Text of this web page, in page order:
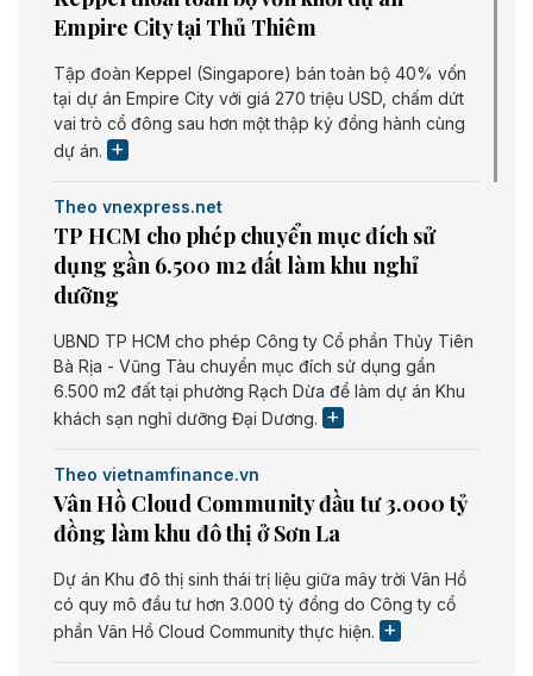
Empire City tại Thủ Thiêm
Tập đoàn Keppel (Singapore) bán toàn bộ 40% vốn
tại dự án Empire City với giá 270 triệu USD, chấm dứt
vai trò cổ đông sau hơn một thập kỷ đồng hành cùng
dự án.
Theo vnexpress.net
TP HCM cho phép chuyển mục đích sử
dụng gần 6.500 m2 đất làm khu nghỉ
dưỡng
UBND TP HCM cho phép Công ty Cổ phần Thủy Tiên
Bà Rịa - Vũng Tàu chuyển mục đích sử dụng gần
6.500 m2 đất tại phường Rạch Dừa để làm dự án Khu
khách sạn nghỉ dưỡng Đại Dương.
Theo vietnamfinance.vn
Vân Hồ Cloud Community đầu tư 3.000 tỷ
đồng làm khu đô thị ở Sơn La
Dự án Khu đô thị sinh thái trị liệu giữa mây trời Vân Hồ
có quy mô đầu tư hơn 3.000 tỷ đồng do Công ty cổ
phần Vân Hồ Cloud Community thực hiện.